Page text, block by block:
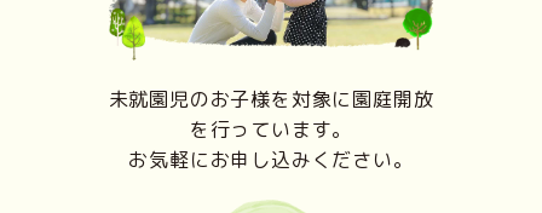
未就園児のお子様を対象に園庭開放
を行っています。
お気軽にお申し込みください。